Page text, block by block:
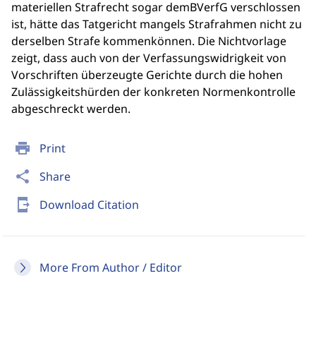
print Print
share Share
send_to_mobile Download Citation
More From Author / Editor
materiellen Strafrecht sogar demBVerfG verschlossen
ist, hätte das Tatgericht mangels Strafrahmen nicht zu
derselben Strafe kommenkönnen. Die Nichtvorlage
zeigt, dass auch von der Verfassungswidrigkeit von
Vorschriften überzeugte Gerichte durch die hohen
Zulässigkeitshürden der konkreten Normenkontrolle
abgeschreckt werden.